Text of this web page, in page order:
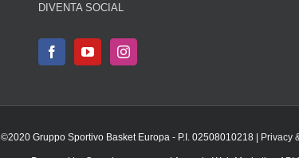
DIVENTA SOCIAL
©2020 Gruppo Sportivo Basket Europa - P.I. 02508010218 | Privacy